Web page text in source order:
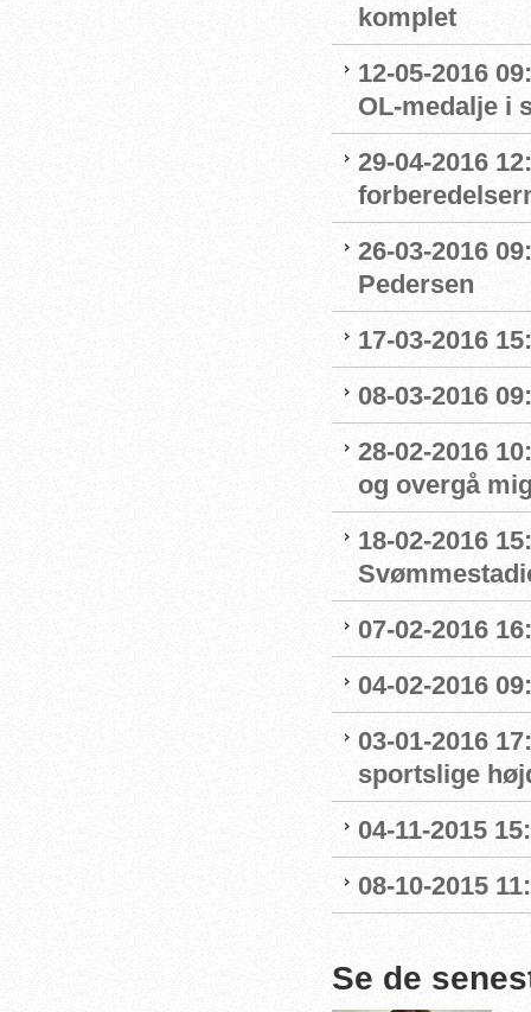
komplet
12-05-2016
OL-medalje i
29-04-2016
26-03-2016
Pedersen
17-03-2016
08-03-2016
28-02-2016
og overgå
18-02-2016
07-02-2016
04-02-2016
03-01-2016
sportslige
04-11-2015
08-10-2015
Se de